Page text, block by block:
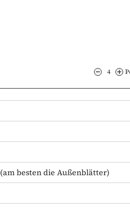
4
(am besten die Außenblätter)